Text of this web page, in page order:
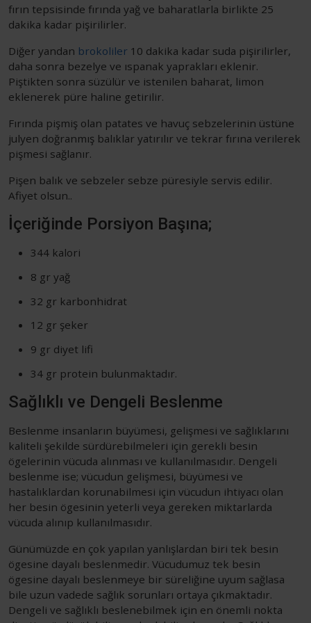
fırın tepsisinde fırında yağ ve baharatlarla birlikte 25
dakika kadar pişirilirler.
Diğer yandan brokoliler 10 dakika kadar suda pişirilirler,
daha sonra bezelye ve ıspanak yaprakları eklenir.
Piştikten sonra süzülür ve istenilen baharat, limon
eklenerek püre haline getirilir.
Fırında pişmiş olan patates ve havuç sebzelerinin üstüne
julyen doğranmış balıklar yatırılır ve tekrar fırına verilerek
pişmesi sağlanır.
Pişen balık ve sebzeler sebze püresiyle servis edilir.
Afiyet olsun..
İçeriğinde Porsiyon Başına;
344 kalori
8 gr yağ
32 gr karbonhidrat
12 gr şeker
9 gr diyet lifi
34 gr protein bulunmaktadır.
Sağlıklı ve Dengeli Beslenme
Beslenme insanların büyümesi, gelişmesi ve sağlıklarını
kaliteli şekilde sürdürebilmeleri için gerekli besin
ögelerinin vücuda alınması ve kullanılmasıdır. Dengeli
beslenme ise; vücudun gelişmesi, büyümesi ve
hastalıklardan korunabilmesi için vücudun ihtiyacı olan
her besin ögesinin yeterli veya gereken miktarlarda
vücuda alınıp kullanılmasıdır.
Günümüzde en çok yapılan yanlışlardan biri tek besin
ögesine dayalı beslenmedir. Vücudumuz tek besin
ögesine dayalı beslenmeye bir süreliğine uyum sağlasa
bile uzun vadede sağlık sorunları ortaya çıkmaktadır.
Dengeli ve sağlıklı beslenebilmek için en önemli nokta